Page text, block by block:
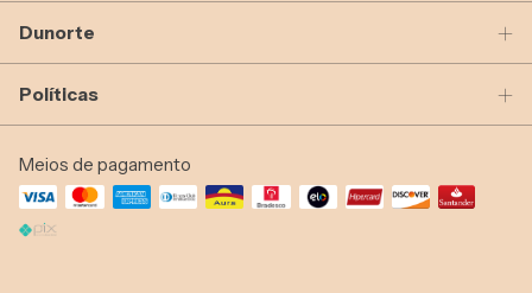
Dunorte
Políticas
Meios de pagamento